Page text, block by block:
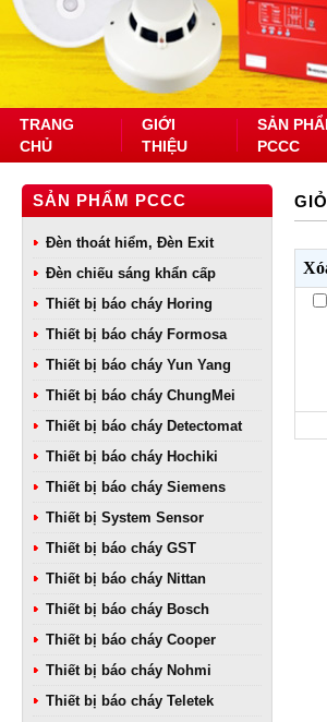
TRANG
CHỦ
GIỚI
THIỆU
SẢN
PCCC
SẢN PHẨM PCCC
Đèn thoát hiểm, Đèn Exit
Đèn chiếu sáng khẩn cấp
Thiết bị báo cháy Horing
Thiết bị báo cháy Formosa
Thiết bị báo cháy Yun Yang
Thiết bị báo cháy ChungMei
Thiết bị báo cháy Detectomat
Thiết bị báo cháy Hochiki
Thiết bị báo cháy Siemens
Thiết bị System Sensor
Thiết bị báo cháy GST
Thiết bị báo cháy Nittan
Thiết bị báo cháy Bosch
Thiết bị báo cháy Cooper
Thiết bị báo cháy Nohmi
Thiết bị báo cháy Teletek